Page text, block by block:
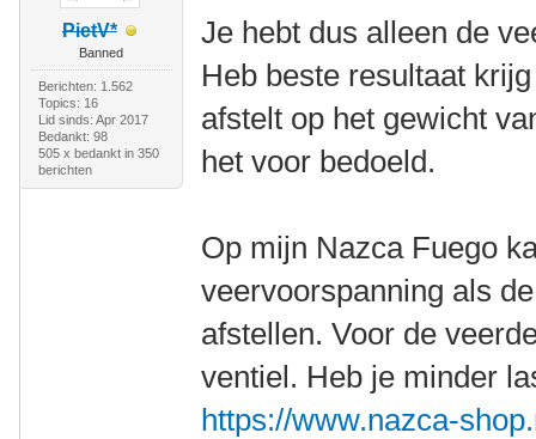
PietV*
Banned
Berichten: 1.562
Topics: 16
Lid sinds: Apr 2017
Bedankt: 98
505 x bedankt in 350
berichten
Je hebt dus alleen de
Heb beste resultaat
afstelt op het gewicht
het voor bedoeld.
Op mijn Nazca Fuego
veervoorspanning als
afstellen. Voor de
ventiel. Heb je minder
https://www.nazca-